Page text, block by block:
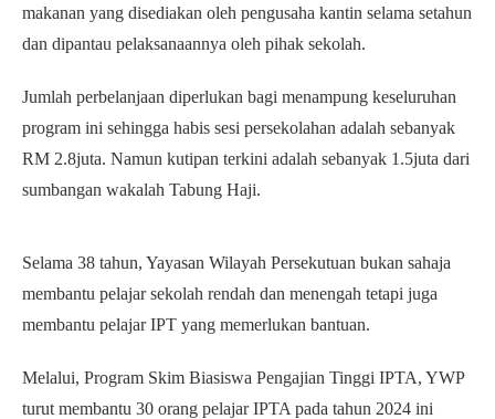
makanan yang disediakan oleh pengusaha kantin selama setahun
dan dipantau pelaksanaannya oleh pihak sekolah.
Jumlah perbelanjaan diperlukan bagi menampung keseluruhan
program ini sehingga habis sesi persekolahan adalah sebanyak
RM 2.8juta. Namun kutipan terkini adalah sebanyak 1.5juta dari
sumbangan wakalah Tabung Haji.
Selama 38 tahun, Yayasan Wilayah Persekutuan bukan sahaja
membantu pelajar sekolah rendah dan menengah tetapi juga
membantu pelajar IPT yang memerlukan bantuan.
Melalui, Program Skim Biasiswa Pengajian Tinggi IPTA, YWP
turut membantu 30 orang pelajar IPTA pada tahun 2024 ini